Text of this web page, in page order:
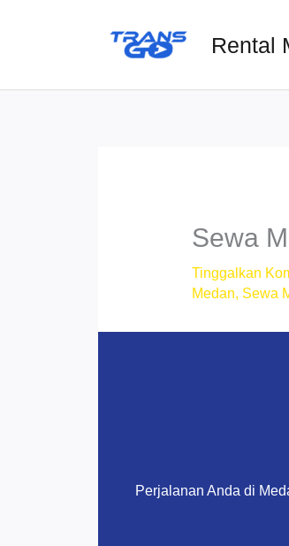
Rental
Sewa
Tinggalkan
Medan, Sewa
Perjalanan Anda di